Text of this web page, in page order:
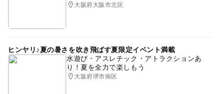
※入館料別途要
応募方法
※「ちびっこサンタパレード」へのご参加は事前予約を行
っていただけます。
大阪府大阪市北区
ヒンヤリ♪夏の暑さを吹き飛ばす夏限定イベント満載
水遊び・アスレチック・アトラクションあ
り！夏を全力で楽しもう
大阪府堺市南区